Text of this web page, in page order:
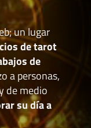
un lugar
de tarot
de
a personas,
de medio
su día a